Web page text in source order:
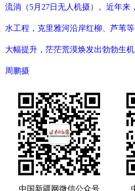
流淌（5月27日无人机摄）。近年来
水工程，克里雅河沿岸红柳、芦苇
大幅提升，茫茫荒漠焕发出勃勃生
周鹏摄
中国新疆网微信公众号